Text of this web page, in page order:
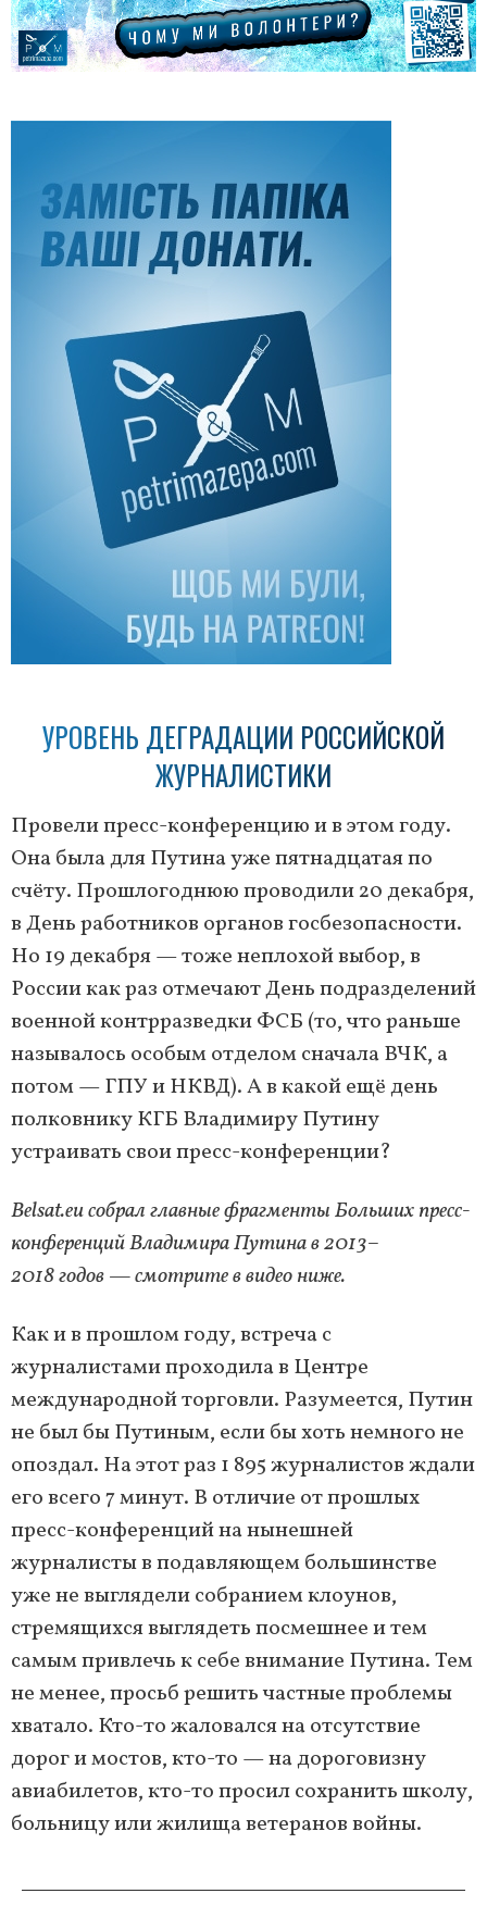
УРОВЕНЬ ДЕГРАДАЦИИ РОССИЙСКОЙ
ЖУРНАЛИСТИКИ
Провели пресс-конференцию и в этом году.
Она была для Путина уже пятнадцатая по
счёту. Прошлогоднюю проводили 20 декабря,
в День работников органов госбезопасности.
Но 19 декабря — тоже неплохой выбор, в
России как раз отмечают День подразделений
военной контрразведки ФСБ (то, что раньше
называлось особым отделом сначала ВЧК, а
потом — ГПУ и НКВД). А в какой ещё день
полковнику КГБ Владимиру Путину
устраивать свои пресс-конференции?
Belsat.eu собрал главные фрагменты Больших пресс-
конференций Владимира Путина в 2013–
2018 годов — смотрите в видео ниже.
Как и в прошлом году, встреча с
журналистами проходила в Центре
международной торговли. Разумеется, Путин
не был бы Путиным, если бы хоть немного не
опоздал. На этот раз 1 895 журналистов ждали
его всего 7 минут. В отличие от прошлых
пресс-конференций на нынешней
журналисты в подавляющем большинстве
уже не выглядели собранием клоунов,
стремящихся выглядеть посмешнее и тем
самым привлечь к себе внимание Путина. Тем
не менее, просьб решить частные проблемы
хватало. Кто-то жаловался на отсутствие
дорог и мостов, кто-то — на дороговизну
авиабилетов, кто-то просил сохранить школу,
больницу или жилища ветеранов войны.